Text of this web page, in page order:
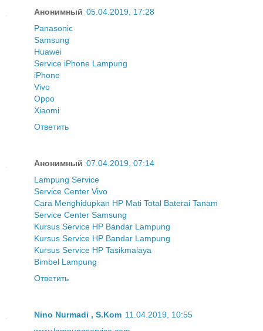
Анонимный 05.04.2019, 17:28
Panasonic
Samsung
Huawei
Service iPhone Lampung
iPhone
Vivo
Oppo
Xiaomi
Ответить
Анонимный 07.04.2019, 07:14
Lampung Service
Service Center Vivo
Cara Menghidupkan HP Mati Total Baterai Tanam
Service Center Samsung
Kursus Service HP Bandar Lampung
Kursus Service HP Bandar Lampung
Kursus Service HP Tasikmalaya
Bimbel Lampung
Ответить
Nino Nurmadi , S.Kom 11.04.2019, 10:55